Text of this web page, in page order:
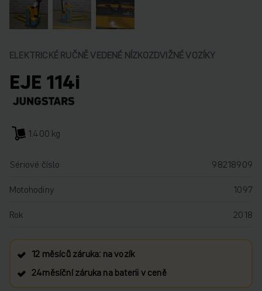
ELEKTRICKÉ RUČNĚ VEDENÉ NÍZKOZDVIŽNÉ VOZÍKY
EJE 114i
1.400 kg
Sériové číslo
98218909
Motohodiny
1097
Rok
2018
12 měsíců záruka: na vozík
24měsíční záruka na baterii v ceně